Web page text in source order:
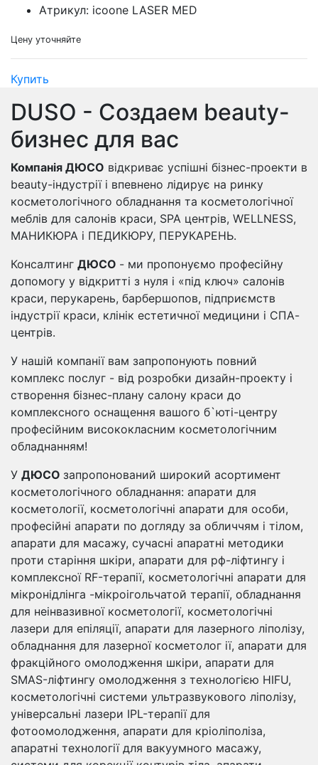
Атрикул: icoone LASER MED
Цену уточняйте
Купить
DUSO - Создаем beauty-
бизнес для вас
Компанія ДЮСО відкриває успішні бізнес-проекти в
beauty-індустрії і впевнено лідирує на ринку
косметологічного обладнання та косметологічної
меблів для салонів краси, SPA центрів, WELLNESS,
МАНИКЮРА і ПЕДИКЮРУ, ПЕРУКАРЕНЬ.
Консалтинг ДЮСО - ми пропонуємо професійну
допомогу у відкритті з нуля і «під ключ» салонів
краси, перукарень, барбершопов, підприємств
індустрії краси, клінік естетичної медицини і СПА-
центрів.
У нашій компанії вам запропонують повний
комплекс послуг - від розробки дизайн-проекту і
створення бізнес-плану салону краси до
комплексного оснащення вашого б`юті-центру
професійним висококласним косметологічним
обладнанням!
У ДЮСО запропонований широкий асортимент
косметологічного обладнання: апарати для
косметології, косметологічні апарати для особи,
професійні апарати по догляду за обличчям і тілом,
апарати для масажу, сучасні апаратні методики
проти старіння шкіри, апарати для рф-ліфтингу і
комплексної RF-терапії, косметологічні апарати для
мікронідлінга -мікроігольчатой ​​терапії, обладнання
для неінвазивної косметології, косметологічні
лазери для епіляції, апарати для лазерного ліполізу,
обладнання для лазерної косметолог ії, апарати для
фракційного омолодження шкіри, апарати для
SMAS-ліфтингу омолодження з технологією HIFU,
косметологічні системи ультразвукового ліполізу,
універсальні лазери IPL-терапії для
фотоомолодження, апарати для кріоліполіза,
апаратні технології для вакуумного масажу,